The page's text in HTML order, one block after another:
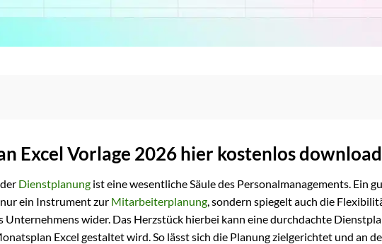
Excel Vorlage 2026 hier kostenlos
Dienstplanung ist eine wesentliche Säule des Personalmanagements. Ein
ein Instrument zur Mitarbeiterplanung , sondern spiegelt auch die
Unternehmens wider. Das Herzstück hierbei kann eine durchdachte
Excel gestaltet wird. So lässt sich die Planung zielgerichtet und an